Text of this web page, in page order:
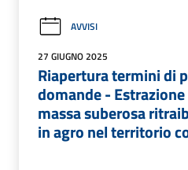
AVVISI
27 GIUGNO 2025
Riapertura termini di
domande -
massa suberosa
in agro nel territorio